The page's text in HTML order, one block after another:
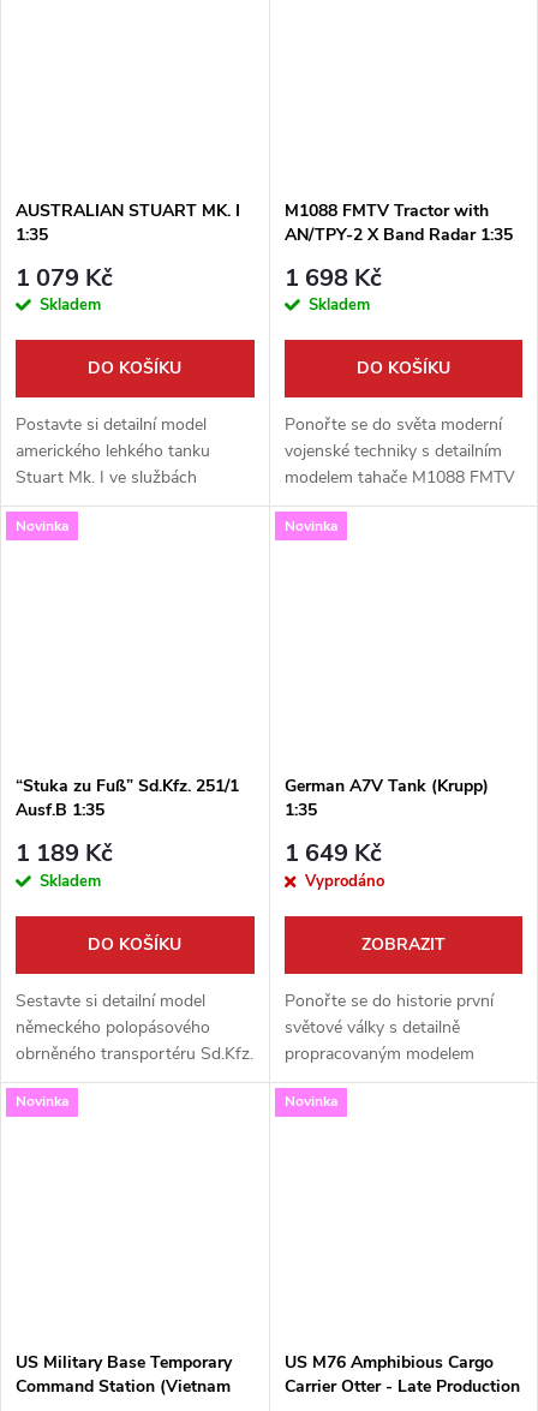
AUSTRALIAN STUART MK. I
1:35
1 079 Kč
Skladem
DO KOŠÍKU
Postavte si detailní model
amerického lehkého tanku
Stuart Mk. I ve službách
australské armády během
druhé světové války. Tato
M1088 FMTV Tractor with
AN/TPY-2 X Band Radar 1:35
1 698 Kč
Skladem
DO KOŠÍKU
Ponořte se do světa moderní
vojenské techniky s detailním
modelem tahače M1088 FMTV
a radaru AN/TPY-2 v měřítku
1:35. Špičková stavebnice od
Novinka
“Stuka zu Fuß” Sd.Kfz. 251/1
Ausf.B 1:35
1 189 Kč
Skladem
DO KOŠÍKU
Sestavte si detailní model
německého polopásového
obrněného transportéru Sd.Kfz.
251/1 Ausf.B, známého pod
přezdívkou „Stuka zu Fuß“
Novinka
German A7V Tank (Krupp)
1:35
1 649 Kč
Vyprodáno
ZOBRAZIT
Ponořte se do historie první
světové války s detailně
propracovaným modelem
německého tanku A7V (Krupp)
od firmy Meng. Tento plastový
Novinka
US Military Base Temporary
Command Station (Vietnam
Novinka
US M76 Amphibious Cargo
Carrier Otter - Late Production